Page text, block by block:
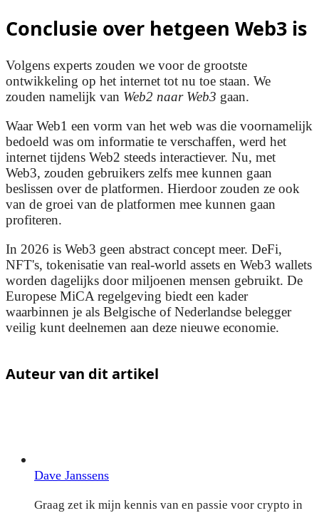
Conclusie over hetgeen Web3 is
Volgens experts zouden we voor de grootste
ontwikkeling op het internet tot nu toe staan. We
zouden namelijk van Web2 naar Web3 gaan.
Waar Web1 een vorm van het web was die voornamelijk
bedoeld was om informatie te verschaffen, werd het
internet tijdens Web2 steeds interactiever. Nu, met
Web3, zouden gebruikers zelfs mee kunnen gaan
beslissen over de platformen. Hierdoor zouden ze ook
van de groei van de platformen mee kunnen gaan
profiteren.
In 2026 is Web3 geen abstract concept meer. DeFi,
NFT's, tokenisatie van real-world assets en Web3 wallets
worden dagelijks door miljoenen mensen gebruikt. De
Europese MiCA regelgeving biedt een kader
waarbinnen je als Belgische of Nederlandse belegger
veilig kunt deelnemen aan deze nieuwe economie.
Auteur van dit artikel
Dave Janssens
Graag zet ik mijn kennis van en passie voor crypto in